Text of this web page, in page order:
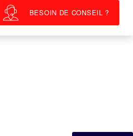
BESOIN DE CONSEIL ?